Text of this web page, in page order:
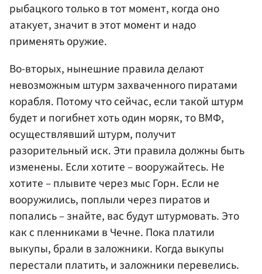
рыбацкого только в тот момент, когда оно
атакует, значит в этот момент и надо
применять оружие.
Во-вторых, нынешние правила делают
невозможным штурм захваченного пиратами
корабля. Потому что сейчас, если такой штурм
будет и погибнет хоть один моряк, то ВМФ,
осуществлявший штурм, получит
разорительный иск. Эти правила должны быть
изменены. Если хотите – вооружайтесь. Не
хотите – плывите через мыс Горн. Если не
вооружились, поплыли через пиратов и
попались – знайте, вас будут штурмовать. Это
как с пленниками в Чечне. Пока платили
выкупы, брали в заложники. Когда выкупы
перестали платить, и заложники перевелись.